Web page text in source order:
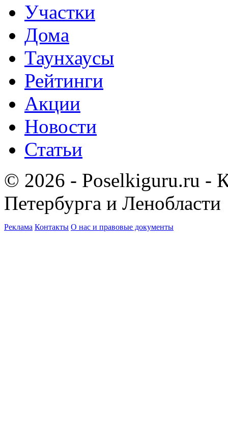
Участки
Дома
Таунхаусы
Рейтинги
Акции
Новости
Статьи
© 2026 - Poselkiguru.ru -
Петербурга и Ленобласти
Реклама Контакты О нас и правовые документы